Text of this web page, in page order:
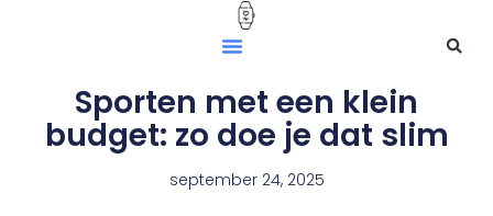
Sporten met een klein
budget: zo doe je dat slim
september 24, 2025